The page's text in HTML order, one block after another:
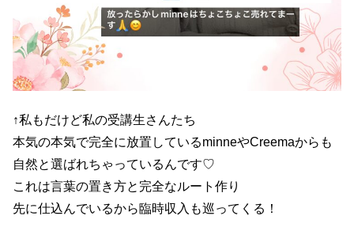
↑私もだけど私の受講生さんたち
本気の本気で完全に放置しているminneやCreemaからも
自然と選ばれちゃっているんです♡
これは言葉の置き方と完全なルート作り
先に仕込んでいるから臨時収入も巡ってくる！